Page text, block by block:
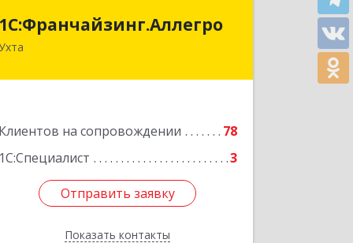
1С:Франчайзинг.Аллегро
Клиентов на сопровождении
78
1С:Специалист
3
Отправить заявку
Показать контакты
1С:Франчайзинг.Аллегро
Коми Респ, Ухта г, Чернова ул,
Отправить заявку
Назад